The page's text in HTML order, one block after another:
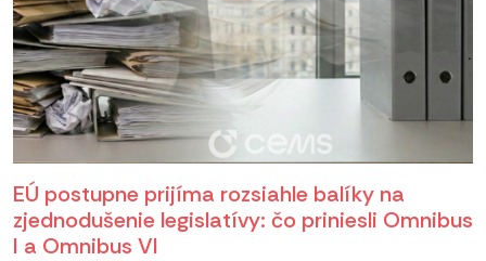
EÚ postupne prijíma rozsiahle balíky na
zjednodušenie legislatívy: čo priniesli Omnibus
I a Omnibus VI